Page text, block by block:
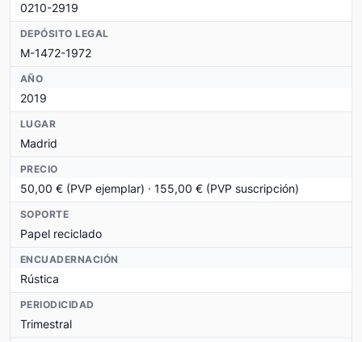
0210-2919
DEPÓSITO LEGAL
M-1472-1972
AÑO
2019
LUGAR
Madrid
PRECIO
50,00 € (PVP ejemplar) · 155,00 € (PVP suscripción)
SOPORTE
Papel reciclado
ENCUADERNACIÓN
Rústica
PERIODICIDAD
Trimestral